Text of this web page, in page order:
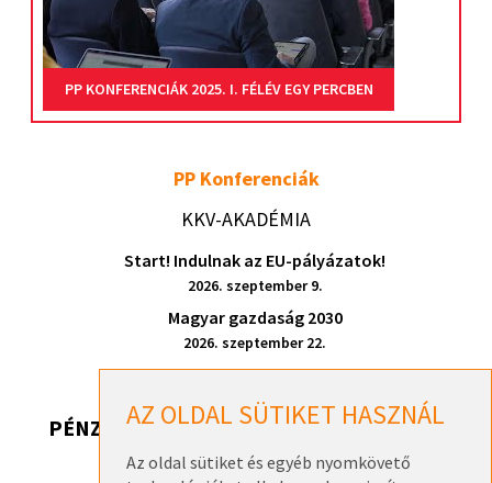
AZ OLDAL SÜTIKET HASZNÁL
Az oldal sütiket és egyéb nyomkövető
PP KONFERENCIÁK 2025. I. FÉLÉV EGY PERCBEN
PP Konferenciák
KKV-AKADÉMIA
Start! Indulnak az EU-pályázatok!
2026. szeptember 9.
Magyar gazdaság 2030
2026. szeptember 22.
PÉNZ, DE HONNAN? 2026
Pénz, de honnan? 2026 – Székesfehérvár